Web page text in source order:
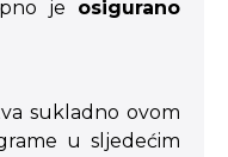
je osigurano
sukladno ovom
u sljedećim